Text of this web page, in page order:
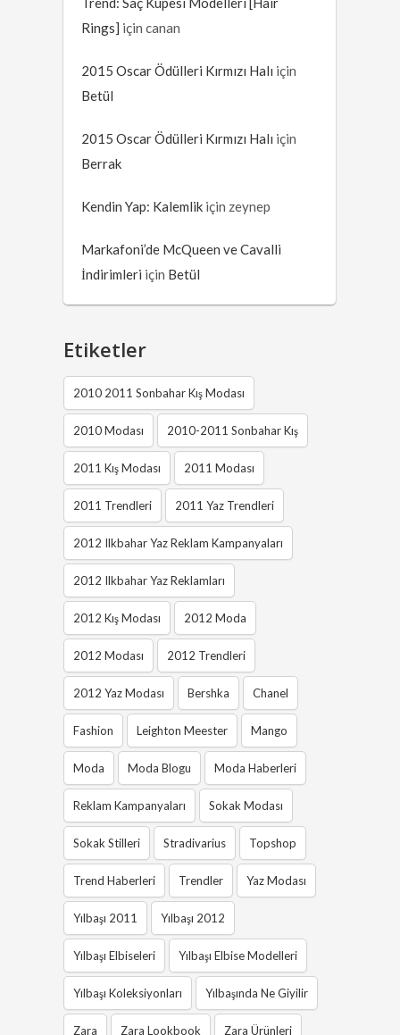
Rings] içincanan
2015 Oscar Ödülleri Kırmızı Halı için
Betül
2015 Oscar Ödülleri Kırmızı Halı için
Berrak
Kendin Yap: Kalemlik için zeynep
Markafoni’de McQueen ve Cavalli
İndirimleri için Betül
Etiketler
2010 2011 Sonbahar Kış Modası
2010 Modası 2010-2011 Sonbahar Kış
2011 Kış Modası 2011 Modası
2011 Trendleri 2011 Yaz Trendleri
2012 Ilkbahar Yaz Reklam Kampanyaları
2012 Ilkbahar Yaz Reklamları
2012 Kış Modası 2012 Moda
2012 Modası 2012 Trendleri
2012 Yaz Modası Bershka Chanel
Fashion Leighton Meester Mango
Moda Moda Blogu Moda Haberleri
Reklam Kampanyaları Sokak Modası
Sokak Stilleri Stradivarius Topshop
Trend Haberleri Trendler Yaz Modası
Yılbaşı 2011 Yılbaşı 2012
Yılbaşı Elbiseleri Yılbaşı Elbise Modelleri
Yılbaşı Koleksiyonları Yılbaşında Ne Giyilir
Zara Zara Lookbook Zara Ürünleri